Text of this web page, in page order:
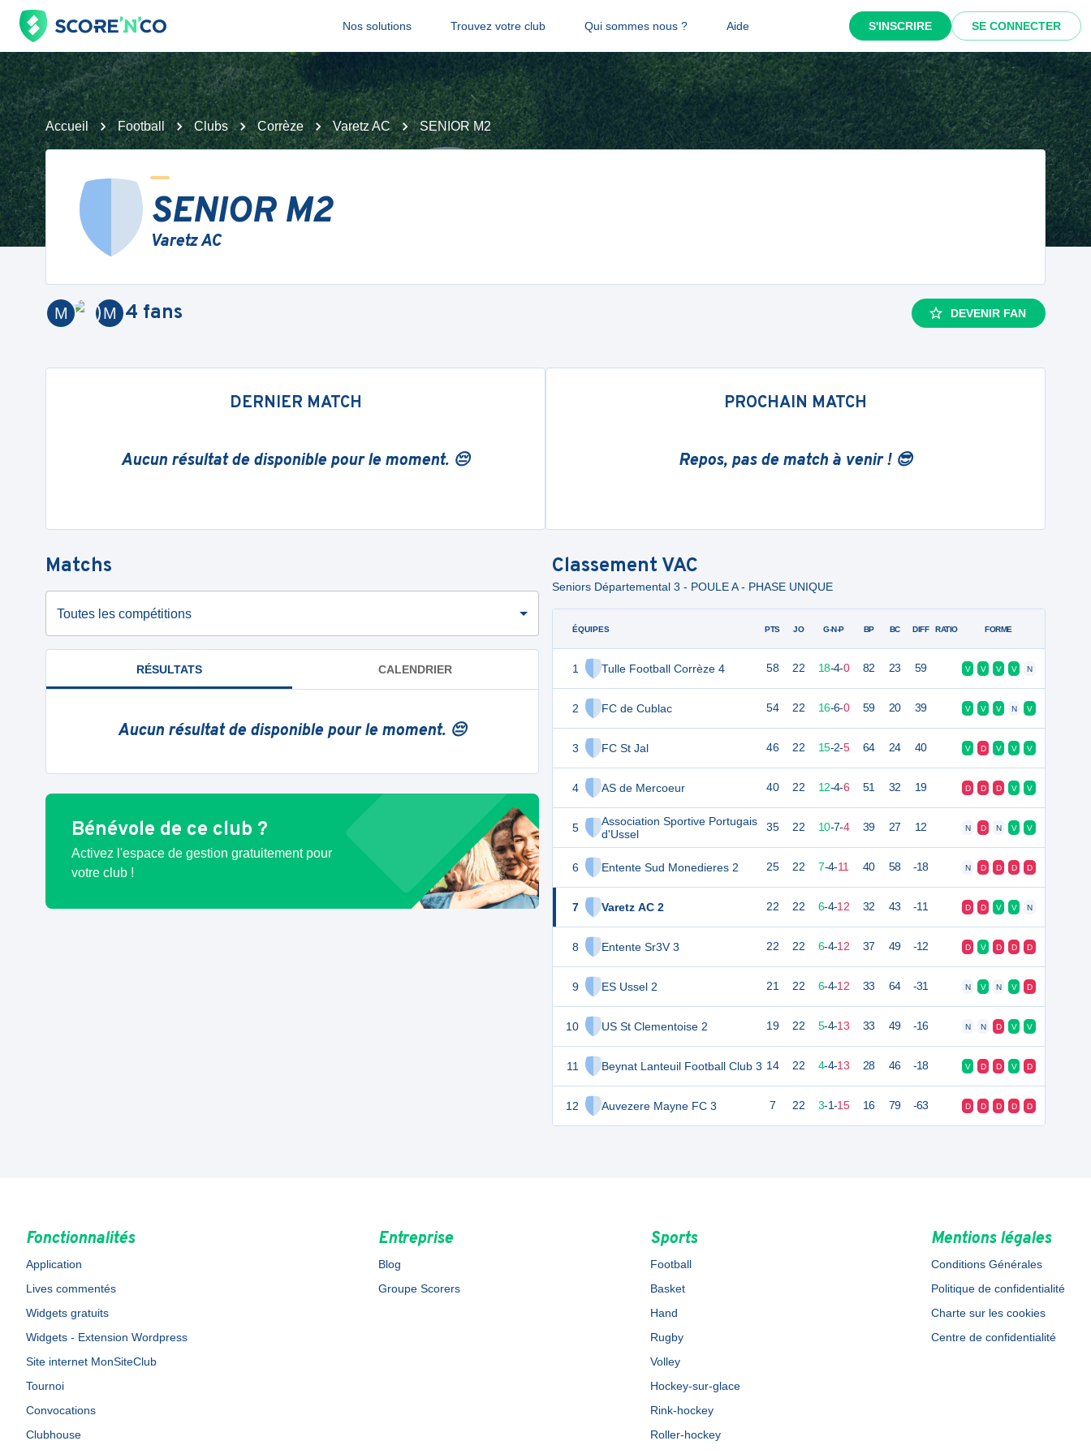
Nos solutions Trouvez votre club Qui sommes nous ? Aide S'INSCRIRE SE CONNECTER
Accueil Football Clubs Corrèze Varetz AC SENIOR M2
SENIOR M2
Varetz AC
M
M 4 fans DEVENIR FAN
DERNIER MATCH
Aucun résultat de disponible pour le moment. 😔
PROCHAIN MATCH
Repos, pas de match à venir ! 😎
Matchs
Toutes les compétitions
RÉSULTATS CALENDRIER
Aucun résultat de disponible pour le moment. 😔
Bénévole de ce club ?
Activez l'espace de gestion gratuitement pour
votre club !
Classement VAC
Seniors Départemental 3 - POULE A - PHASE UNIQUE
ÉQUIPES
1 Tulle Football Corrèze 4
2 FC de Cublac
3 FC St Jal
4 AS de Mercoeur
5
Association Sportive Portugais
d'Ussel
6 Entente Sud Monedieres 2
7 Varetz AC 2
8 Entente Sr3V 3
9 ES Ussel 2
10 US St Clementoise 2
11 Beynat Lanteuil Football Club 3
12 Auvezere Mayne FC 3
PTS JO G-N-P BP BC DIFF RATIO FORME
58 22 18-4-0 82 23 59 V V V V N
54 22 16-6-0 59 20 39 V V V N V
46 22 15-2-5 64 24 40 V D V V V
40 22 12-4-6 51 32 19 D D D V V
35 22 10-7-4 39 27 12 N D N V V
25 22 7-4-11 40 58 -18 N D D D D
22 22 6-4-12 32 43 -11 D D V V N
22 22 6-4-12 37 49 -12 D V D D D
21 22 6-4-12 33 64 -31 N V N V D
19 22 5-4-13 33 49 -16 N N D V V
14 22 4-4-13 28 46 -18 V D D V D
7 22 3-1-15 16 79 -63 D D D D D
Fonctionnalités
Application
Lives commentés
Widgets gratuits
Widgets - Extension Wordpress
Site internet MonSiteClub
Tournoi
Convocations
Clubhouse
Entreprise
Blog
Groupe Scorers
Sports
Football
Basket
Hand
Rugby
Volley
Hockey-sur-glace
Rink-hockey
Roller-hockey
Mentions légales
Conditions Générales
Politique de confidentialité
Charte sur les cookies
Centre de confidentialité